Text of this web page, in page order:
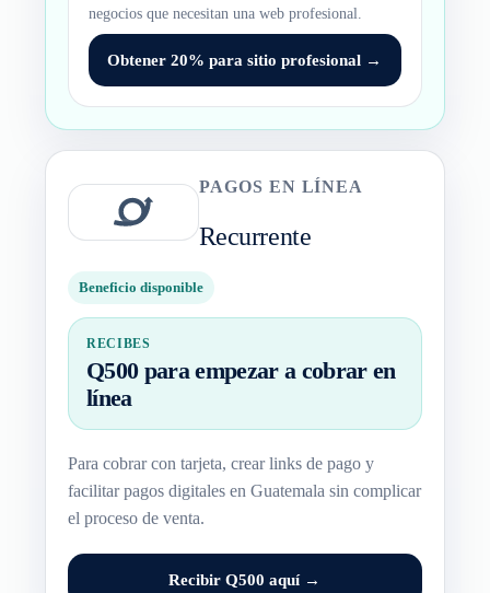
negocios que necesitan una web profesional.
Obtener 20% para sitio profesional →
PAGOS EN LÍNEA
Recurrente
Beneficio disponible
RECIBES
Q500 para empezar a cobrar en
línea
Para cobrar con tarjeta, crear links de pago y
facilitar pagos digitales en Guatemala sin complicar
el proceso de venta.
Recibir Q500 aquí →